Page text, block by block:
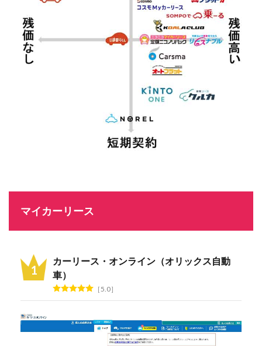
マイカーリース
カーリース・オンライン（オリックス自動
車）
5.0